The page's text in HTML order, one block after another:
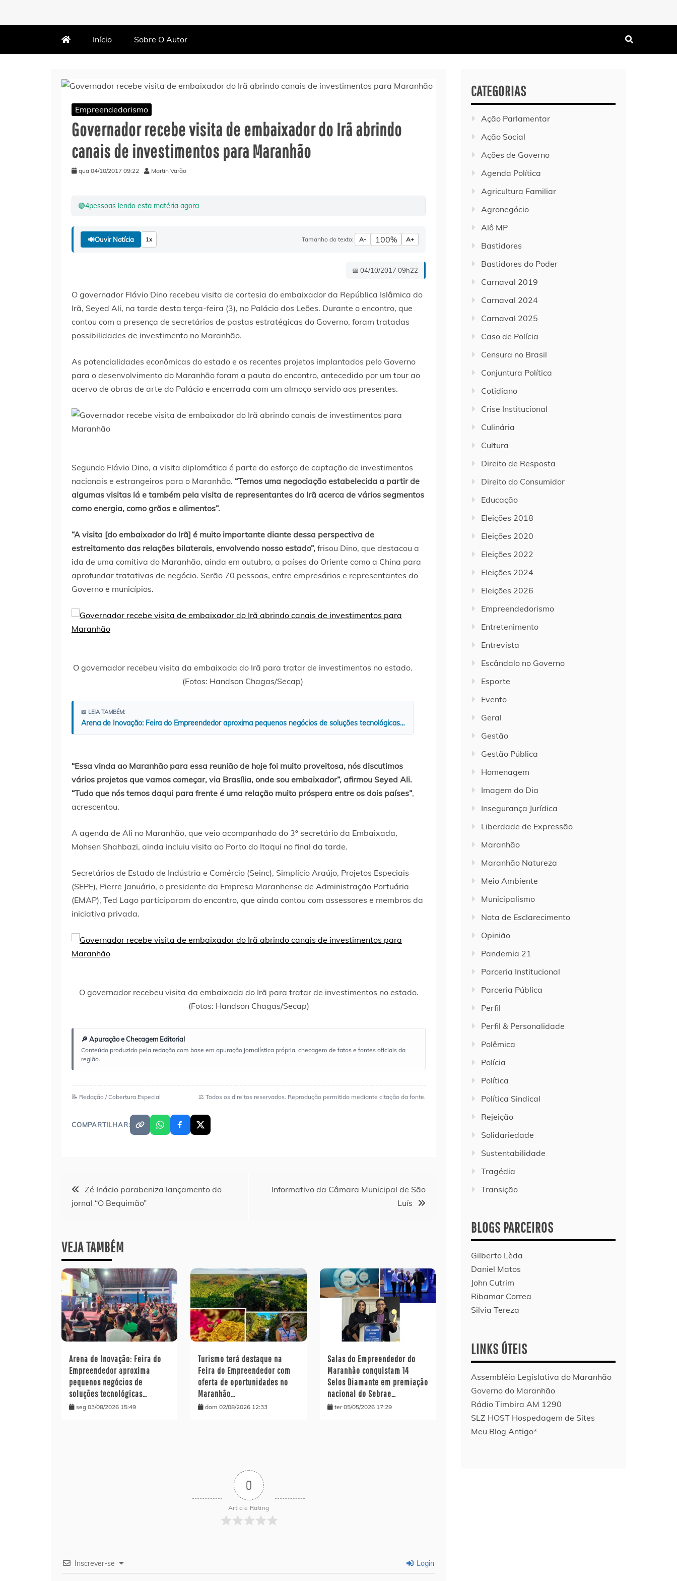
Início Sobre O Autor
Empreendedorismo
Governador recebe visita de embaixador do Irã abrindo
canais de investimentos para Maranhão
qua 04/10/2017 09:22 Martin Varão
🟢4pessoas lendo esta matéria agora
🔊Ouvir Notícia 1x Tamanho do texto: A- 100% A+
📅 04/10/2017 09h22
O governador Flávio Dino recebeu visita de cortesia do embaixador da República Islâmica do
Irã, Seyed Ali, na tarde desta terça-feira (3), no Palácio dos Leões. Durante o encontro, que
contou com a presença de secretários de pastas estratégicas do Governo, foram tratadas
possibilidades de investimento no Maranhão.
As potencialidades econômicas do estado e os recentes projetos implantados pelo Governo
para o desenvolvimento do Maranhão foram a pauta do encontro, antecedido por um tour ao
acervo de obras de arte do Palácio e encerrada com um almoço servido aos presentes.
Segundo Flávio Dino, a visita diplomática é parte do esforço de captação de investimentos
nacionais e estrangeiros para o Maranhão. “Temos uma negociação estabelecida a partir de
algumas visitas lá e também pela visita de representantes do Irã acerca de vários segmentos
como energia, como grãos e alimentos”.
“A visita [do embaixador do Irã] é muito importante diante dessa perspectiva de
estreitamento das relações bilaterais, envolvendo nosso estado”, frisou Dino, que destacou a
ida de uma comitiva do Maranhão, ainda em outubro, a países do Oriente como a China para
aprofundar tratativas de negócio. Serão 70 pessoas, entre empresários e representantes do
Governo e municípios.
O governador recebeu visita da embaixada do Irã para tratar de investimentos no estado.
(Fotos: Handson Chagas/Secap)
📖 LEIA TAMBÉM:
Arena de Inovação: Feira do Empreendedor aproxima pequenos negócios de soluções tecnológicas…
“Essa vinda ao Maranhão para essa reunião de hoje foi muito proveitosa, nós discutimos
vários projetos que vamos começar, via Brasília, onde sou embaixador”, afirmou Seyed Ali.
“Tudo que nós temos daqui para frente é uma relação muito próspera entre os dois países”,
acrescentou.
A agenda de Ali no Maranhão, que veio acompanhado do 3º secretário da Embaixada,
Mohsen Shahbazi, ainda incluiu visita ao Porto do Itaqui no final da tarde.
Secretários de Estado de Indústria e Comércio (Seinc), Simplício Araújo, Projetos Especiais
(SEPE), Pierre Januário, o presidente da Empresa Maranhense de Administração Portuária
(EMAP), Ted Lago participaram do encontro, que ainda contou com assessores e membros da
iniciativa privada.
O governador recebeu visita da embaixada do Irã para tratar de investimentos no estado.
(Fotos: Handson Chagas/Secap)
🔎 Apuração e Checagem Editorial
Conteúdo produzido pela redação com base em apuração jornalística própria, checagem de fatos e fontes oficiais da
região.
📝 Redação / Cobertura Especial ⚖️ Todos os direitos reservados. Reprodução permitida mediante citação da fonte.
COMPARTILHAR:
Navegação
de
Post
Zé Inácio parabeniza lançamento do
jornal “O Bequimão”
Informativo da Câmara Municipal de São
Luís
VEJA TAMBÉM
Arena de Inovação: Feira do
Empreendedor aproxima
pequenos negócios de
soluções tecnológicas…
seg 03/08/2026 15:49
Turismo terá destaque na
Feira do Empreendedor com
oferta de oportunidades no
Maranhão…
dom 02/08/2026 12:33
Salas do Empreendedor do
Maranhão conquistam 14
Selos Diamante em premiação
nacional do Sebrae…
ter 05/05/2026 17:29
0
Article Rating
Inscrever-se Login
CATEGORIAS
Ação Parlamentar
Ação Social
Ações de Governo
Agenda Política
Agricultura Familiar
Agronegócio
Alô MP
Bastidores
Bastidores do Poder
Carnaval 2019
Carnaval 2024
Carnaval 2025
Caso de Polícia
Censura no Brasil
Conjuntura Política
Cotidiano
Crise Institucional
Culinária
Cultura
Direito de Resposta
Direito do Consumidor
Educação
Eleições 2018
Eleições 2020
Eleições 2022
Eleições 2024
Eleições 2026
Empreendedorismo
Entretenimento
Entrevista
Escândalo no Governo
Esporte
Evento
Geral
Gestão
Gestão Pública
Homenagem
Imagem do Dia
Insegurança Jurídica
Liberdade de Expressão
Maranhão
Maranhão Natureza
Meio Ambiente
Municipalismo
Nota de Esclarecimento
Opinião
Pandemia 21
Parceria Institucional
Parceria Pública
Perfil
Perfil & Personalidade
Polêmica
Polícia
Política
Política Sindical
Rejeição
Solidariedade
Sustentabilidade
Tragédia
Transição
BLOGS PARCEIROS
Gilberto Lèda
Daniel Matos
John Cutrim
Ribamar Correa
Silvia Tereza
LINKS ÚTEIS
Assembléia Legislativa do Maranhão
Governo do Maranhão
Rádio Timbira AM 1290
SLZ HOST Hospedagem de Sites
Meu Blog Antigo*